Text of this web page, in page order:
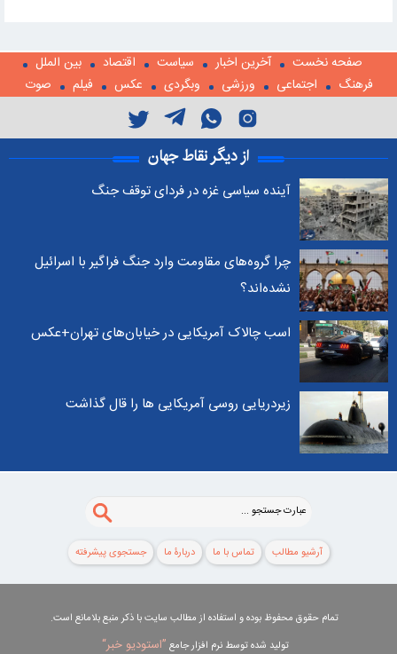
صفحه نخست آخرین اخبار سیاست اقتصاد
بین الملل
فرهنگ
اجتماعی ورزشی وبگردی عکس فیلم صوت
از دیگر نقاط جهان
آینده سیاسی غزه در فردای توقف جنگ
چرا گروه‌های مقاومت وارد جنگ فراگیر با اسرائیل
نشده‌اند؟
اسب چالاک آمریکایی در خیابان‌های تهران+عکس
زیردریایی روسی آمریکایی ها را قال گذاشت
آرشیو مطالب تماس با ما دربارۀ ما جستجوی پيشرفته
تمام حقوق محفوظ بوده و استفاده از مطالب سایت با ذکر منبع بلامانع است.
توليد شده توسط نرم افزار جامع ”استوديو خبر“